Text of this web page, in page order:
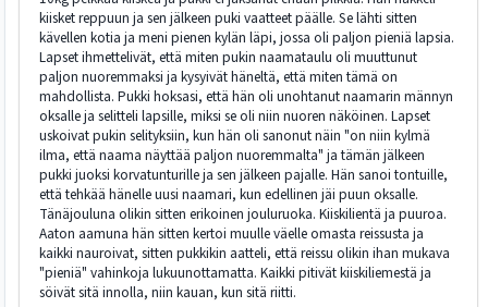
kiisket reppuun ja sen jälkeen puki vaatteet päälle. Se lähti sitten
kävellen kotia ja meni pienen kylän läpi, jossa oli paljon pieniä lapsia.
Lapset ihmettelivät, että miten pukin naamataulu oli muuttunut
paljon nuoremmaksi ja kysyivät häneltä, että miten tämä on
mahdollista. Pukki hoksasi, että hän oli unohtanut naamarin männyn
oksalle ja selitteli lapsille, miksi se oli niin nuoren näköinen. Lapset
uskoivat pukin selityksiin, kun hän oli sanonut näin "on niin kylmä
ilma, että naama näyttää paljon nuoremmalta" ja tämän jälkeen
pukki juoksi korvatunturille ja sen jälkeen pajalle. Hän sanoi tontuille,
että tehkää hänelle uusi naamari, kun edellinen jäi puun oksalle.
Tänäjouluna olikin sitten erikoinen jouluruoka. Kiiskilientä ja puuroa.
Aaton aamuna hän sitten kertoi muulle väelle omasta reissusta ja
kaikki nauroivat, sitten pukkikin aatteli, että reissu olikin ihan mukava
"pieniä" vahinkoja lukuunottamatta. Kaikki pitivät kiiskiliemestä ja
söivät sitä innolla, niin kauan, kun sitä riitti.